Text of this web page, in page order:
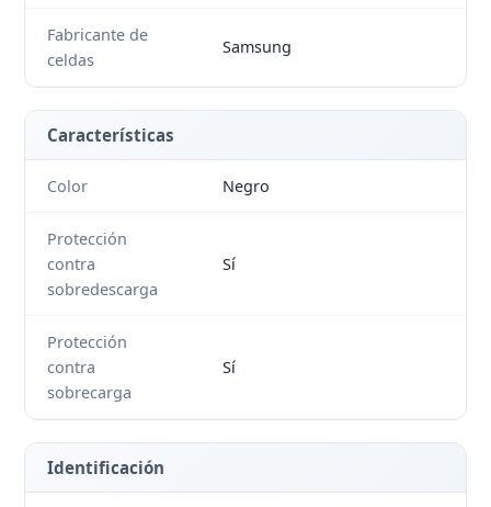
Fabricante de
celdas
Samsung
Características
Color Negro
Protección
contra
sobredescarga
Sí
Protección
contra
sobrecarga
Sí
Identificación